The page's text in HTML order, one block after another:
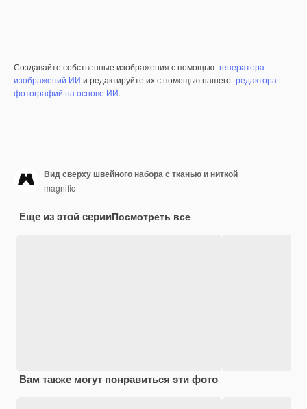
Создавайте собственные изображения с помощью генератора
изображений ИИ и редактируйте их с помощью нашего редактора
фотографий на основе ИИ.
Вид сверху швейного набора с тканью и ниткой
magnific
Еще из этой серииПосмотреть все
Вам также могут понравиться эти фото